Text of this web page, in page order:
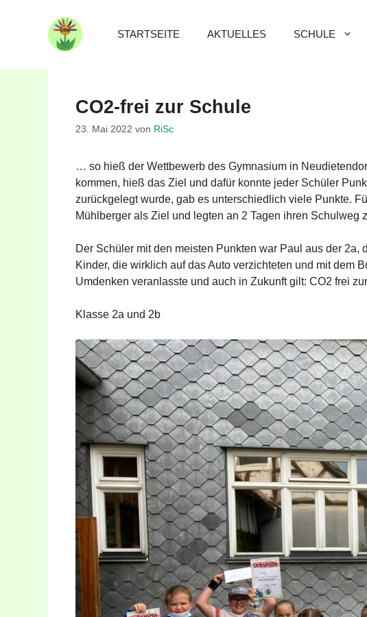
STARTSEITE AKTUELLES SCHULE
CO2-frei zur Schule
23. Mai 2022 von RiSc
… so hieß der Wettbewerb des Gymnasium in
kommen, hieß das Ziel und dafür konnte jeder Schüler
zurückgelegt wurde, gab es unterschiedlich viele Punkte.
Mühlberger als Ziel und legten an 2 Tagen ihren
Der Schüler mit den meisten Punkten war Paul aus der
Kinder, die wirklich auf das Auto verzichteten und mit dem
Umdenken veranlasste und auch in Zukunft gilt: CO2 frei
Klasse 2a und 2b